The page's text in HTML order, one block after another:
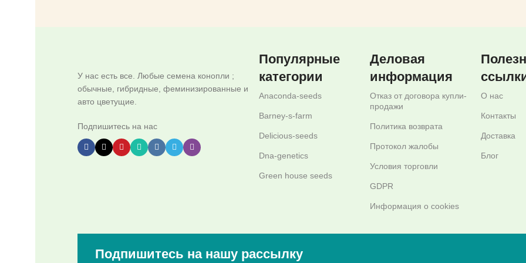
У нас есть все. Любые семена конопли ;
обычные, гибридные, феминизированные и
авто цветущие.
Подпишитесь на нас
Популярные
категории
Anaconda-seeds
Barney-s-farm
Delicious-seeds
Dna-genetics
Green house seeds
Деловая
информация
Отказ от договора купли-
продажи
Политика возврата
Протокол жалобы
Условия торговли
GDPR
Информация о cookies
О нас
Контакты
Доставка
Блог
Подпишитесь на нашу рассылку